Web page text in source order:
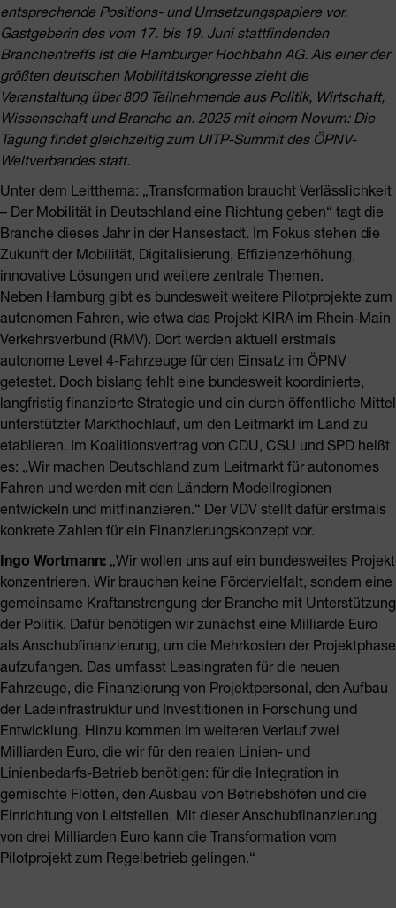
entsprechende Positions- und Umsetzungspapiere vor.
Gastgeberin des vom 17. bis 19. Juni stattfindenden
Branchentreffs ist die Hamburger Hochbahn AG. Als einer der
größten deutschen Mobilitätskongresse zieht die
Veranstaltung über 800 Teilnehmende aus Politik, Wirtschaft,
Wissenschaft und Branche an. 2025 mit einem Novum: Die
Tagung findet gleichzeitig zum UITP-Summit des ÖPNV-
Weltverbandes statt.
Unter dem Leitthema: „Transformation braucht Verlässlichkeit
– Der Mobilität in Deutschland eine Richtung geben“ tagt die
Branche dieses Jahr in der Hansestadt. Im Fokus stehen die
Zukunft der Mobilität, Digitalisierung, Effizienzerhöhung,
innovative Lösungen und weitere zentrale Themen.
Neben Hamburg gibt es bundesweit weitere Pilotprojekte zum
autonomen Fahren, wie etwa das Projekt KIRA im Rhein-Main
Verkehrsverbund (RMV). Dort werden aktuell erstmals
autonome Level 4-Fahrzeuge für den Einsatz im ÖPNV
getestet. Doch bislang fehlt eine bundesweit koordinierte,
langfristig finanzierte Strategie und ein durch öffentliche Mittel
unterstützter Markthochlauf, um den Leitmarkt im Land zu
etablieren. Im Koalitionsvertrag von CDU, CSU und SPD heißt
es: „Wir machen Deutschland zum Leitmarkt für autonomes
Fahren und werden mit den Ländern Modellregionen
entwickeln und mitfinanzieren.“ Der VDV stellt dafür erstmals
konkrete Zahlen für ein Finanzierungskonzept vor.
Ingo Wortmann: „Wir wollen uns auf ein bundesweites Projekt
konzentrieren. Wir brauchen keine Fördervielfalt, sondern eine
gemeinsame Kraftanstrengung der Branche mit Unterstützung
der Politik. Dafür benötigen wir zunächst eine Milliarde Euro
als Anschubfinanzierung, um die Mehrkosten der Projektphase
aufzufangen. Das umfasst Leasingraten für die neuen
Fahrzeuge, die Finanzierung von Projektpersonal, den Aufbau
der Ladeinfrastruktur und Investitionen in Forschung und
Entwicklung. Hinzu kommen im weiteren Verlauf zwei
Milliarden Euro, die wir für den realen Linien- und
Linienbedarfs-Betrieb benötigen: für die Integration in
gemischte Flotten, den Ausbau von Betriebshöfen und die
Einrichtung von Leitstellen. Mit dieser Anschubfinanzierung
von drei Milliarden Euro kann die Transformation vom
Pilotprojekt zum Regelbetrieb gelingen.“